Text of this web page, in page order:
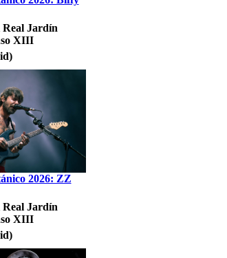
Real Jardín
XIII
2026: ZZ
Real Jardín
XIII